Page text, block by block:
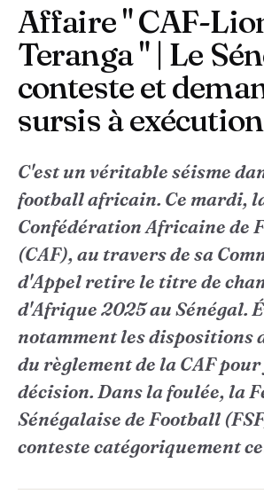
Affaire " CAF-
Teranga " | Le
conteste et
sursis à exécution
C'est un véritable séisme
football africain. Ce mardi,
Confédération Africaine de
(CAF), au travers de sa
d'Appel retire le titre de
d'Afrique 2025 au Sénégal.
notamment les dispositions
du règlement de la CAF
décision. Dans la foulée, la
Sénégalaise de Football
conteste catégoriquement